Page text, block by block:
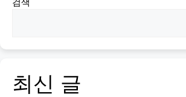
검색
최신 글